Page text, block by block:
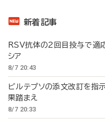
新着記事
RSV抗体の2回目投与で
シア
8/7 20:43
ビルテプソの添文改訂を
果踏まえ
8/7 20:33